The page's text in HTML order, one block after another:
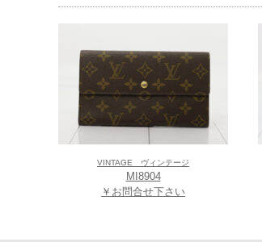
VINTAGE ヴィンテージ
MI8904
￥お問合せ下さい